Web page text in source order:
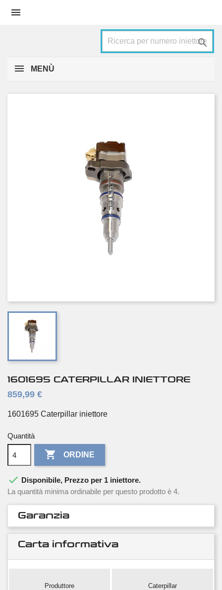


MENÙ
1601695 CATERPILLAR INIETTORE
859,99 €
1601695 Caterpillar iniettore
Quantità
 ORDINE
 Disponibile, Prezzo per 1 iniettore.
La quantità minima ordinabile per questo prodotto è 4.
Garanzia
Carta informativa
Produttore Caterpillar